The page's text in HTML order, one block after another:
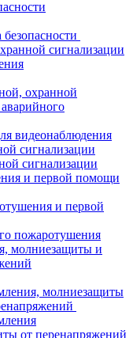
безопасности
сигнализации
охранной
видеонаблюдения
сигнализации
сигнализации
и первой помощи
и первой
пожаротушения
молниезащиты и
молниезащиты
от перенапряжений